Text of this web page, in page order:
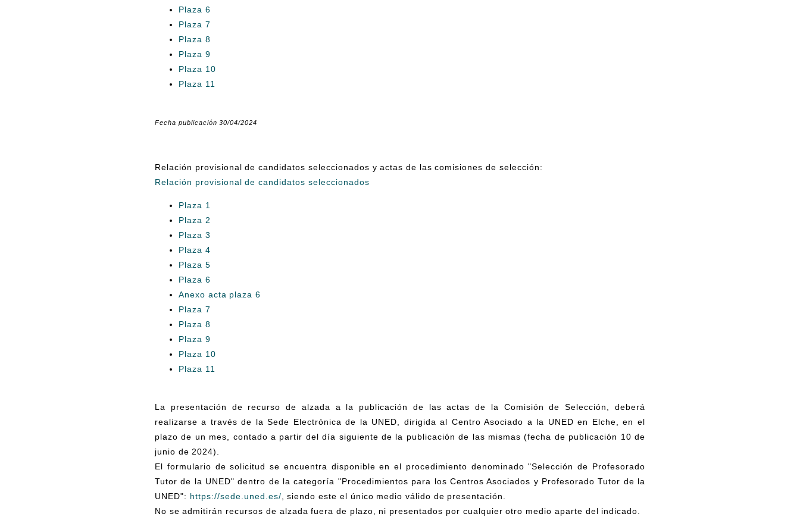
Plaza 6
Plaza 7
Plaza 8
Plaza 9
Plaza 10
Plaza 11
Fecha publicación 30/04/2024
Relación provisional de candidatos seleccionados y actas de las comisiones de selección:
Relación provisional de candidatos seleccionados
Plaza 1
Plaza 2
Plaza 3
Plaza 4
Plaza 5
Plaza 6
Anexo acta plaza 6
Plaza 7
Plaza 8
Plaza 9
Plaza 10
Plaza 11
La presentación de recurso de alzada a la publicación de las actas de la Comisión de Selección, deberá
realizarse a través de la Sede Electrónica de la UNED, dirigida al Centro Asociado a la UNED en Elche, en el
plazo de un mes, contado a partir del día siguiente de la publicación de las mismas (fecha de publicación 10 de
junio de 2024).
El formulario de solicitud se encuentra disponible en el procedimiento denominado "Selección de Profesorado
Tutor de la UNED" dentro de la categoría "Procedimientos para los Centros Asociados y Profesorado Tutor de la
UNED": https://sede.uned.es/ , siendo este el único medio válido de presentación.
No se admitirán recursos de alzada fuera de plazo, ni presentados por cualquier otro medio aparte del indicado.